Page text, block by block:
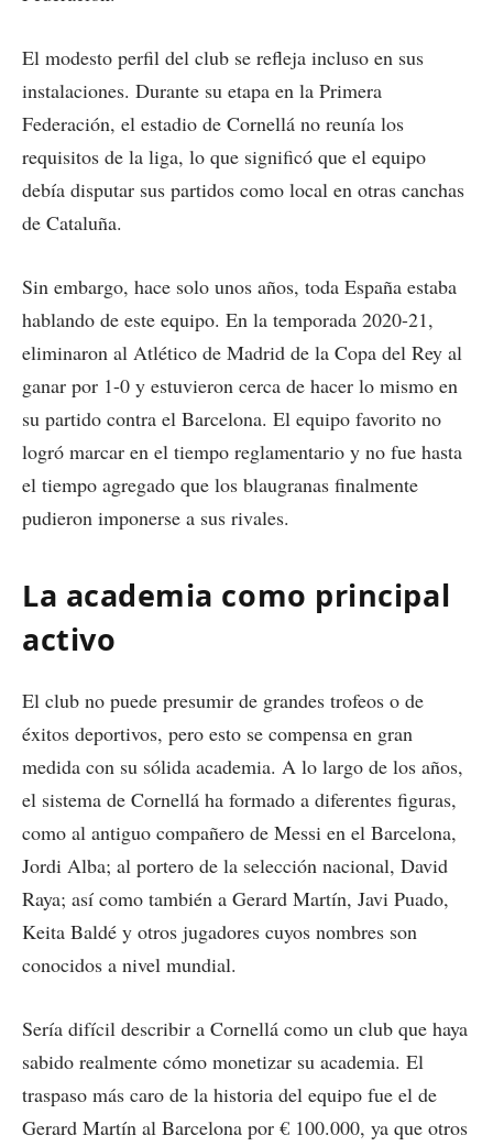
El modesto perfil del club se refleja incluso en sus
instalaciones. Durante su etapa en la Primera
Federación, el estadio de Cornellá no reunía los
requisitos de la liga, lo que significó que el equipo
debía disputar sus partidos como local en otras canchas
de Cataluña.
Sin embargo, hace solo unos años, toda España estaba
hablando de este equipo. En la temporada 2020-21,
eliminaron al Atlético de Madrid de la Copa del Rey al
ganar por 1-0 y estuvieron cerca de hacer lo mismo en
su partido contra el Barcelona. El equipo favorito no
logró marcar en el tiempo reglamentario y no fue hasta
el tiempo agregado que los blaugranas finalmente
pudieron imponerse a sus rivales.
La academia como principal
activo
El club no puede presumir de grandes trofeos o de
éxitos deportivos, pero esto se compensa en gran
medida con su sólida academia. A lo largo de los años,
el sistema de Cornellá ha formado a diferentes figuras,
como al antiguo compañero de Messi en el Barcelona,
Jordi Alba; al portero de la selección nacional, David
Raya; así como también a Gerard Martín, Javi Puado,
Keita Baldé y otros jugadores cuyos nombres son
conocidos a nivel mundial.
Sería difícil describir a Cornellá como un club que haya
sabido realmente cómo monetizar su academia. El
traspaso más caro de la historia del equipo fue el de
Gerard Martín al Barcelona por € 100.000, ya que otros